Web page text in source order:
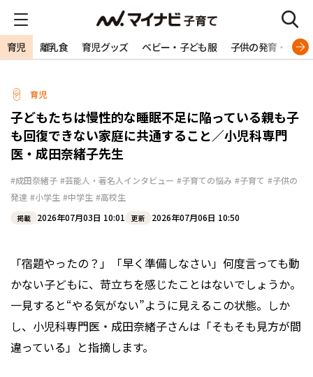
育児 離乳食 育児グッズ ベビー・子ども服 子供の発育・発達
育児
子どもたちは慢性的な睡眠不足に陥っている――親も子
も回復できない家庭に共通すること／小児科専門
医・成田奈緒子先生
#成田奈緒子 #芸能人・著名人インタビュー #子育ての悩み #子育て #子供の
発達 #小学生 #中学生 #高校生
掲載 2026年07月03日 10:01 更新 2026年07月06日 10:50
「宿題やったの？」「早く準備しなさい」何度言っても動
かない子どもに、苛立ちを感じたことはないでしょうか。
一見すると“やる気がない”ように見えるこの状態。しか
し、小児科専門医・成田奈緒子さんは「そもそも見方が間
違っている」と指摘します。